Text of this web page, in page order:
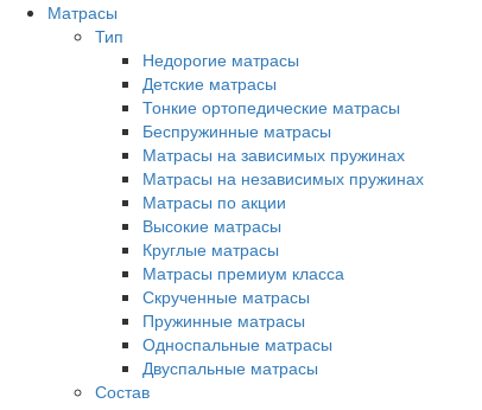
Матрасы
Тип
Недорогие матрасы
Детские матрасы
Тонкие ортопедические матрасы
Беспружинные матрасы
Матрасы на зависимых пружинах
Матрасы на независимых пружинах
Матрасы по акции
Высокие матрасы
Круглые матрасы
Матрасы премиум класса
Скрученные матрасы
Пружинные матрасы
Односпальные матрасы
Двуспальные матрасы
Состав